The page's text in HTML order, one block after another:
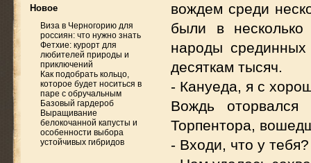
Новое
Виза в Черногорию для
россиян: что нужно знать
Фетхие: курорт для
любителей природы и
приключений
Как подобрать кольцо,
которое будет носиться в
паре с обручальным
Базовый гардероб
Выращивание
белокочанной капусты и
особенности выбора
устойчивых гибридов
вождем среди
были в
народы
десяткам тысяч.
- Кануеда, я с
Вождь
Торпентора,
- Входи, что у тебя?